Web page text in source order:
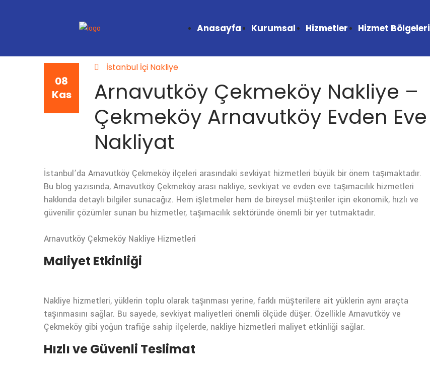
Anasayfa Kurumsal Hizmetler Hizmet Bölgeleri
08
Kas
İstanbul İçi Nakliye
Arnavutköy Çekmeköy Nakliye –
Çekmeköy Arnavutköy Evden Eve
Nakliyat
İstanbul’da Arnavutköy Çekmeköy ilçeleri arasındaki sevkiyat hizmetleri büyük bir önem taşımaktadır.
Bu blog yazısında, Arnavutköy Çekmeköy arası nakliye, sevkiyat ve evden eve taşımacılık hizmetleri
hakkında detaylı bilgiler sunacağız. Hem işletmeler hem de bireysel müşteriler için ekonomik, hızlı ve
güvenilir çözümler sunan bu hizmetler, taşımacılık sektöründe önemli bir yer tutmaktadır.
Arnavutköy Çekmeköy Nakliye Hizmetleri
Maliyet Etkinliği
Nakliye hizmetleri, yüklerin toplu olarak taşınması yerine, farklı müşterilere ait yüklerin aynı araçta
taşınmasını sağlar. Bu sayede, sevkiyat maliyetleri önemli ölçüde düşer. Özellikle Arnavutköy ve
Çekmeköy gibi yoğun trafiğe sahip ilçelerde, nakliye hizmetleri maliyet etkinliği sağlar.
Hızlı ve Güvenli Teslimat